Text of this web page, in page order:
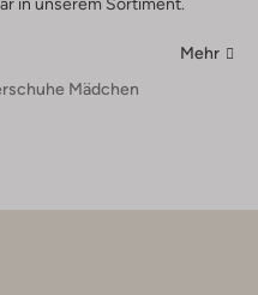
Mehr
Mädchen